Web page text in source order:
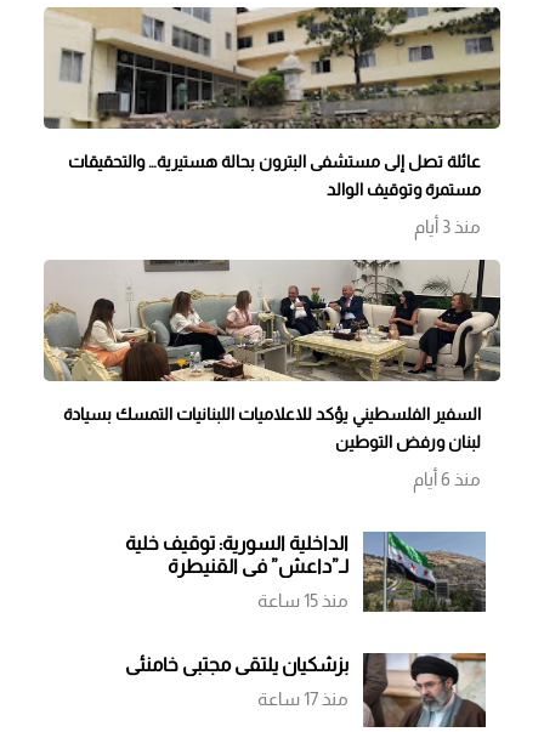
عائلة تصل إلى مستشفى البترون بحالة هستيرية… والتحقيقات
مستمرة وتوقيف الوالد
منذ 3 أيام
السفير الفلسطيني يؤكد للاعلاميات اللبنانيات التمسك بسيادة
لبنان ورفض التوطين
منذ 6 أيام
الداخلية السورية: توقيف خلية
لـ”داعش” في القنيطرة
منذ 15 ساعة
بزشكيان يلتقي مجتبى خامنئي
منذ 17 ساعة